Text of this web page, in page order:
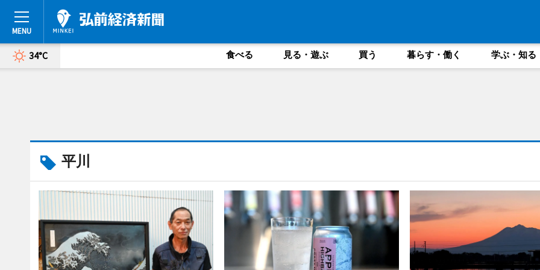
34°C 食べる 見る・遊ぶ 買う 暮らす・働く 学ぶ・知る
平川